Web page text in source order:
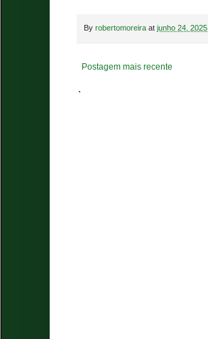
By robertomoreira at junho 24, 2025
Postagem mais recente
.